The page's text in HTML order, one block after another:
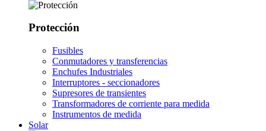
Protección
Fusibles
Conmutadores y transferencias
Enchufes Industriales
Interruptores - seccionadores
Supresores de transientes
Transformadores de corriente para medida
Instrumentos de medida
Solar